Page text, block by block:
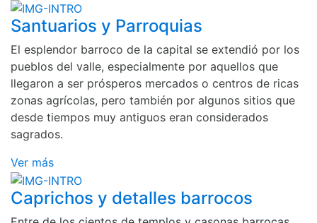
Santuarios y Parroquias
El esplendor barroco de la capital se extendió por los
pueblos del valle, especialmente por aquellos que
llegaron a ser prósperos mercados o centros de ricas
zonas agrícolas, pero también por algunos sitios que
desde tiempos muy antiguos eran considerados
sagrados.
Ver más
Caprichos y detalles barrocos